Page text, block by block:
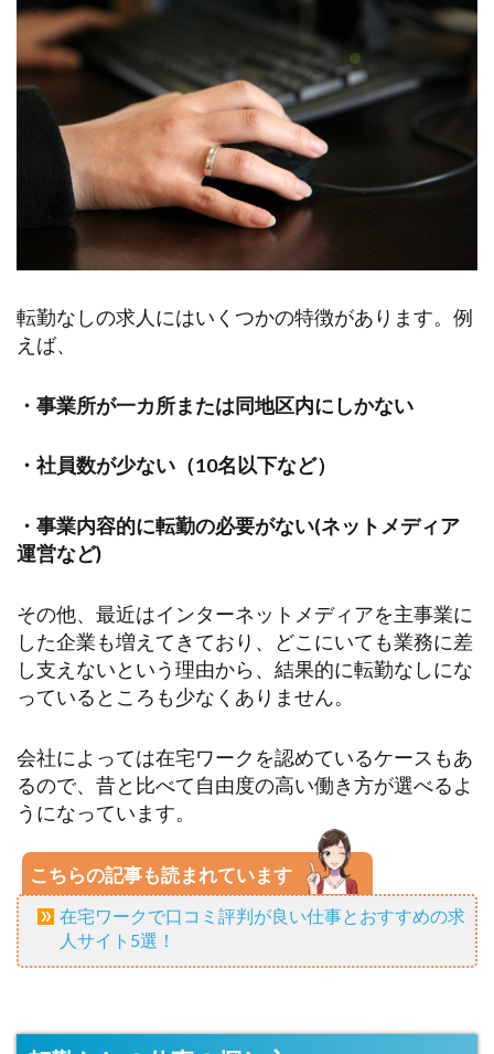
転勤なしの求人にはいくつかの特徴があります。例
えば、
・事業所が一カ所または同地区内にしかない
・社員数が少ない（10名以下など）
・事業内容的に転勤の必要がない(ネットメディア
運営など)
その他、最近はインターネットメディアを主事業に
した企業も増えてきており、どこにいても業務に差
し支えないという理由から、結果的に転勤なしにな
っているところも少なくありません。
会社によっては在宅ワークを認めているケースもあ
るので、昔と比べて自由度の高い働き方が選べるよ
うになっています。
こちらの記事も読まれています
在宅ワークで口コミ評判が良い仕事とおすすめの求
人サイト5選！